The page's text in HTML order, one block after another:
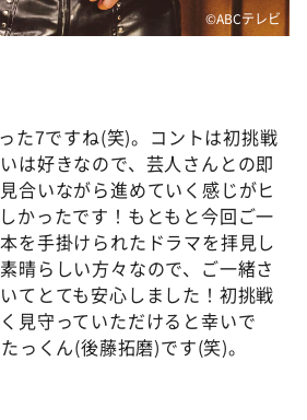
©️ABCテレビ
た7ですね(笑)。コントは初挑戦
は好きなので、芸人さんとの即
合いながら進めていく感じがヒ
かったです！もともと今回ご一
を手掛けられたドラマを拝見し
晴らしい方々なので、ご一緒さ
てとても安心しました！初挑戦
見守っていただけると幸いで
っくん(後藤拓磨)です(笑)。